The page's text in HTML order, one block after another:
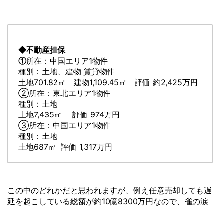
◆不動産担保
①所在：中国エリア1物件
種別：土地、建物 賃貸物件
土地701.82㎡ 建物1,109.45㎡ 評価 約2,425万円
②所在：東北エリア1物件
種別：土地
土地7,435㎡ 評価 974万円
③所在：中国エリア1物件
種別：土地
土地687㎡ 評価 1,317万円
この中のどれかだと思われますが、例え任意売却しても遅
延を起こしている総額が約10億8300万円なので、雀の涙